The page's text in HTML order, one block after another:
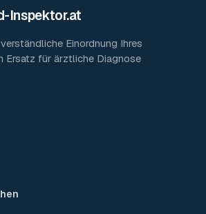
Inspektor.at
Einordnung Ihres
Ersatz für ärztliche Diagnose